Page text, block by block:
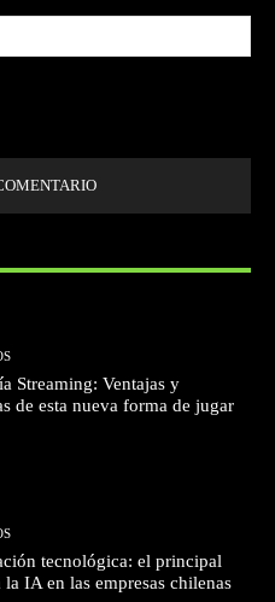
Streaming: Ventajas y
de esta nueva forma de jugar
tecnológica: el principal
la IA en las empresas chilenas